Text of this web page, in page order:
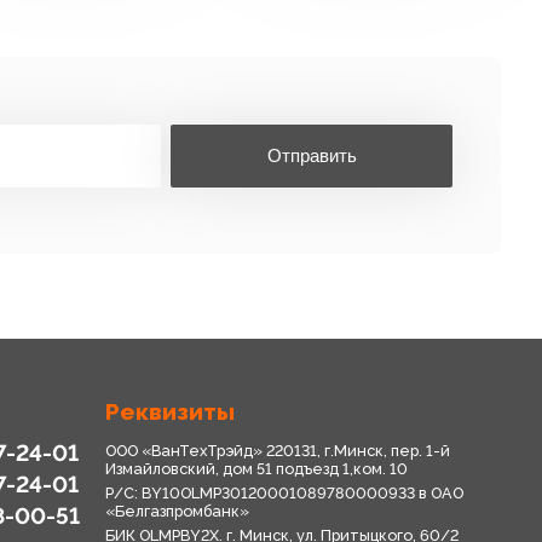
Отправить
24-01
24-01
00-51
Реквизиты
ООО «ВанТехТрэйд» 220131, г.Минск, пер. 1-й
Измайловский, дом 51 подъезд 1,ком. 10
Р/С: BY10OLMP30120001089780000933 в OАО
«Белгазпромбанк»
БИК OLMPBY2X. г. Минск, ул. Притыцкого, 60/2